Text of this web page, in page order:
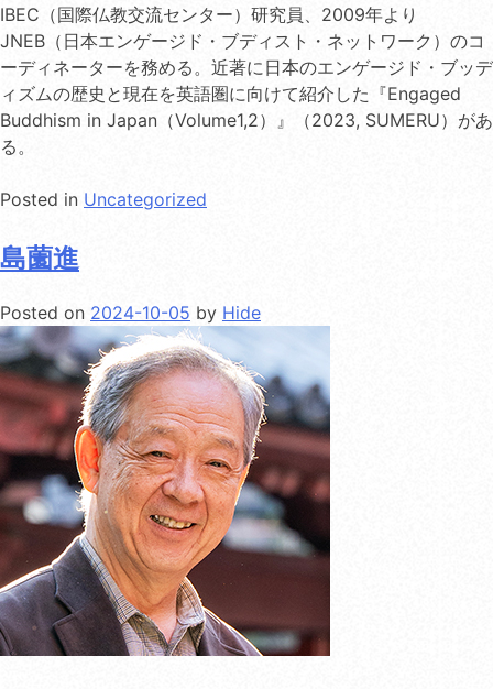
IBEC（国際仏教交流センター）研究員、2009年より
JNEB（日本エンゲージド・ブディスト・ネットワーク）のコ
ーディネーターを務める。近著に日本のエンゲージド・ブッデ
ィズムの歴史と現在を英語圏に向けて紹介した『Engaged
Buddhism in Japan（Volume1,2）』（2023, SUMERU）があ
る。
Posted in Uncategorized
島薗進
Posted on 2024-10-05 by Hide